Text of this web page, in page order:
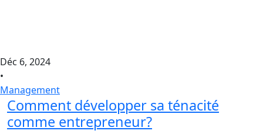
Déc 6, 2024
•
Management
Comment développer sa ténacité
comme entrepreneur?